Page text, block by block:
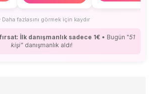
Daha fazlasını görmek için kaydır
İlk danışmanlık sadece 1€ • Bugün "51
kişi" danışmanlık aldı!